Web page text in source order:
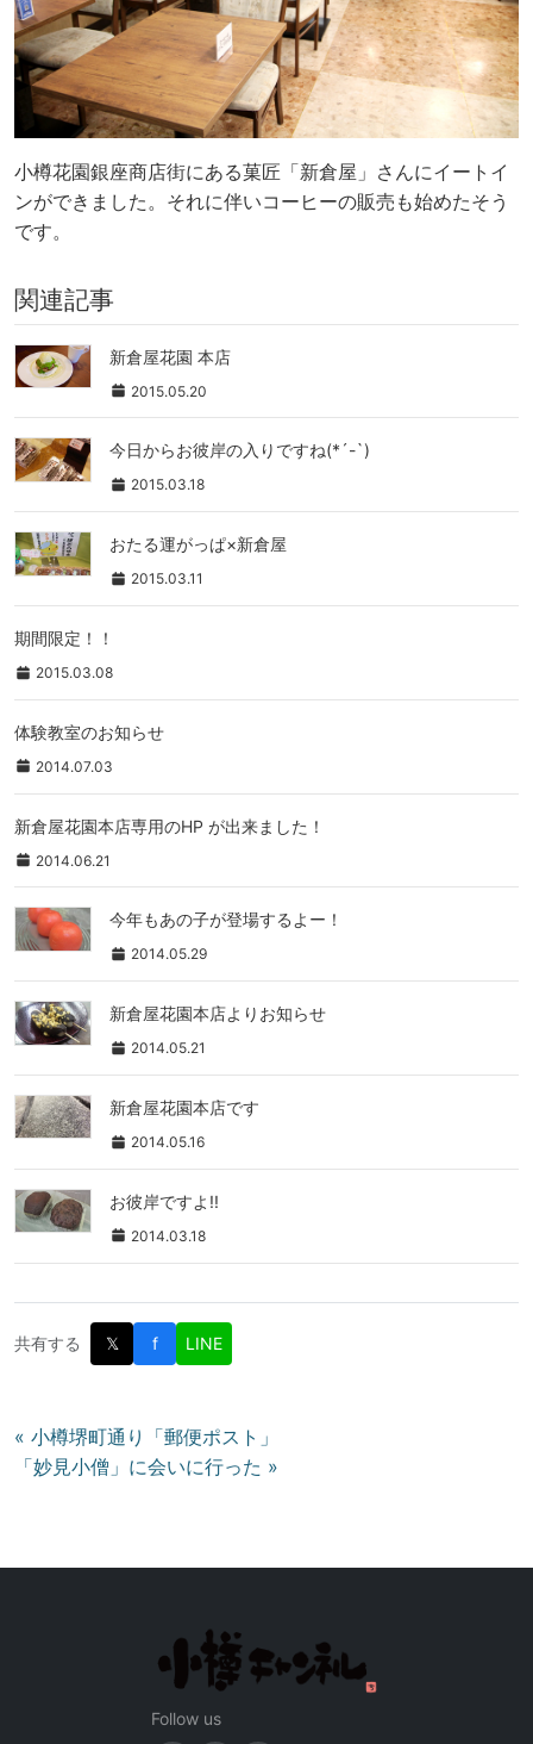
小樽花園銀座商店街にある菓匠「新倉屋」さんにイートイ
ンができました。それに伴いコーヒーの販売も始めたそう
です。
関連記事
新倉屋花園 本店
2015.05.20
今日からお彼岸の入りですね(*´-`)
2015.03.18
おたる運がっぱ×新倉屋
2015.03.11
期間限定！！
2015.03.08
体験教室のお知らせ
2014.07.03
新倉屋花園本店専用のHP が出来ました！
2014.06.21
今年もあの子が登場するよー！
2014.05.29
新倉屋花園本店よりお知らせ
2014.05.21
新倉屋花園本店です
2014.05.16
お彼岸ですよ!!
2014.03.18
共有する 𝕏 f LINE
投
稿
« 小樽堺町通り「郵便ポスト」
「妙見小僧」に会いに行った »
Follow us